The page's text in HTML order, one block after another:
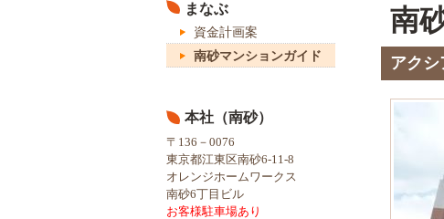
まなぶ
資金計画案
南砂マンションガイド
本社（南砂）
〒136－0076
東京都江東区南砂6-11-8
オレンジホームワークス
南砂6丁目ビル
お客様駐車場あり
南
アク